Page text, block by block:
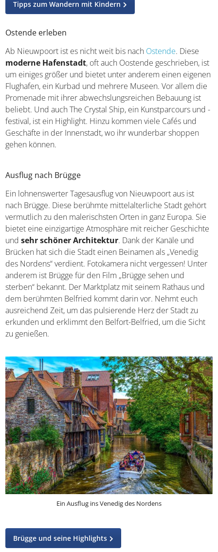
Tipps zum Wandern mit Kindern
Ostende erleben
Ab Nieuwpoort ist es nicht weit bis nachOstende. Diese
moderne Hafenstadt, oft auch Oostende
geschrieben, ist um einiges größer und bietet unter
anderem einen eigenen Flughafen, ein Kurbad und
mehrere Museen. Vor allem die Promenade mit ihrer
abwechslungsreichen Bebauung ist beliebt. Und auch
The Crystal Ship, ein Kunstparcours und -festival, ist ein
können.
Ausflug nach Brügge
Ein lohnenswerter Tagesausflug von Nieuwpoort aus ist
nach Brügge. Diese berühmte mittelalterliche Stadt
gehört vermutlich zu den malerischsten Orten in ganz
Europa. Sie bietet eine einzigartige Atmosphäre mit
reicher Geschichte undsehr schöner Architektur
Dank der Kanäle und Brücken hat sich die Stadt einen
Beinamen als „Venedig des Nordens“ verdient.
Fotokamera nicht vergessen! Unter anderem ist Brügge
für den Film „Brügge sehen und sterben“ bekannt. Der
Marktplatz mit seinem Rathaus und dem berühmten
um das pulsierende Herz der Stadt zu erkunden und
erklimmt den Belfort-Belfried, um die Sicht zu genießen.
Ein Ausflug ins Venedig des Nordens